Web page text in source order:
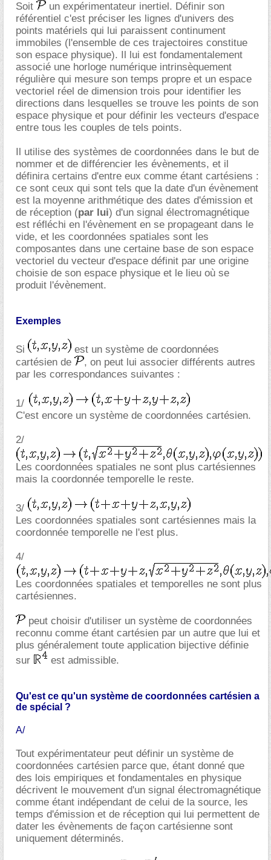
Soit
un expérimentateur inertiel. Définir son
référentiel c'est préciser les lignes d'univers des
points matériels qui lui paraissent continument
immobiles (l'ensemble de ces trajectoires constitue
son espace physique). Il lui est fondamentalement
associé une horloge numérique intrinsèquement
régulière qui mesure son temps propre et un espace
vectoriel réel de dimension trois pour identifier les
directions dans lesquelles se trouve les points de son
espace physique et pour définir les vecteurs d'espace
entre tous les couples de tels points.
Il utilise des systèmes de coordonnées dans le but de
nommer et de différencier les évènements, et il
définira certains d'entre eux comme étant cartésiens :
ce sont ceux qui sont tels que la date d'un évènement
est la moyenne arithmétique des dates d'émission et
de réception (par lui) d'un signal électromagnétique
est réfléchi en l'évènement en se propageant dans le
vide, et les coordonnées spatiales sont les
composantes dans une certaine base de son espace
vectoriel du vecteur d'espace définit par une origine
choisie de son espace physique et le lieu où se
produit l'évènement.
Exemples
Si
est un système de coordonnées
cartésien de
, on peut lui associer différents autres
par les correspondances suivantes :
1/
C'est encore un système de coordonnées cartésien.
2/
Les coordonnées spatiales ne sont plus cartésiennes
mais la coordonnée temporelle le reste.
3/
Les coordonnées spatiales sont cartésiennes mais la
coordonnée temporelle ne l'est plus.
4/
Les coordonnées spatiales et temporelles ne sont plus
cartésiennes.
peut choisir d'utiliser un système de coordonnées
reconnu comme étant cartésien par un autre que lui et
plus généralement toute application bijective définie
sur
est admissible.
Qu'est ce qu'un système de coordonnées cartésien a
de spécial ?
A/
Tout expérimentateur peut définir un système de
coordonnées cartésien parce que, étant donné que
des lois empiriques et fondamentales en physique
décrivent le mouvement d'un signal électromagnétique
comme étant indépendant de celui de la source, les
temps d'émission et de réception qui lui permettent de
dater les évènements de façon cartésienne sont
uniquement déterminés.